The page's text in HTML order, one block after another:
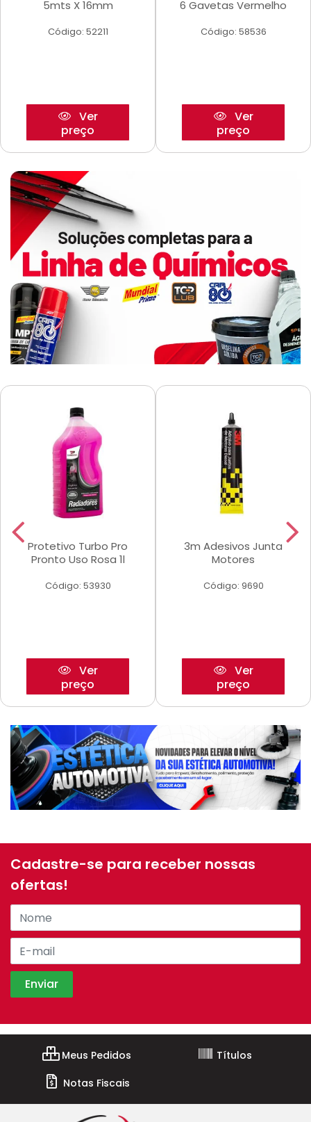
5mts X 16mm
Código: 52211
Ver
preço
6 Gavetas Vermelho
Código: 58536
Ver
preço
Protetivo Turbo Pro
Pronto Uso Rosa 1l
Código: 53930
Ver
preço
3m Adesivos Junta
Motores
Código: 9690
Ver
preço
Cadastre-se para receber nossas
ofertas!
Meus Pedidos
Títulos
Notas Fiscais